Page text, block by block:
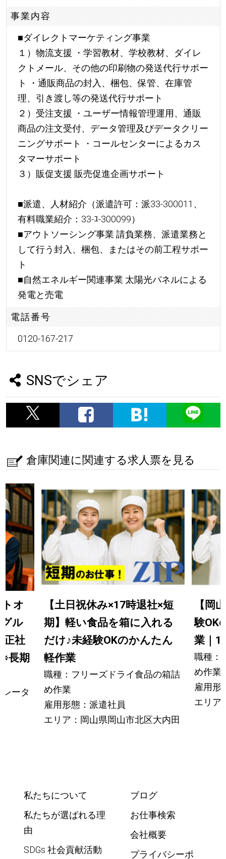
事業内容
■ダイレクトマーケティング事業
１）物流支援 ・学習教材、学校教材、ダイレ
クトメール、その他の印刷物の発送代行サポー
ト ・通販商品の封入、梱包、保管、在庫管
理、引き渡し等の発送代行サポート
２）受注支援 ・ユーザー情報管理運用、通販
商品の注文受付、データ管理及びデータクリー
ニングサポート ・コールセンターによるカス
タマーサポート
３）販促支援 販売促進企画サポート
■派遣、人材紹介（派遣許可：派33-300011、
有料職業紹介：33-ﾕ‐300099）
■アウトソーシング事業 請負業務、派遣業務と
して行う封入、梱包、またはその前工程サポー
ト
■自然エネルギー関連事業 太陽光パネルによる
発電と売電
電話番号
0120-167-217
SNSでシェア
倉庫関連に関連する求人票を見る
オ
ル
正社
長期
ータ
【土日祝休み×17時退社×短
期】軽い食品を箱に入れる
だけ♪未経験OKのかんたん
軽作業
職種：フリーズドライ食品の箱詰
め作業
雇用形態：派遣社員
エリア：岡山県岡山市北区大内田
【岡
験
業｜
職種：
め作業
雇用形
エリア
私たちについて
私たちが選ばれる理
由
SDGs 社会貢献活動
ブログ
お仕事検索
会社概要
プライバシーポ